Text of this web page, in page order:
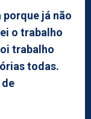
porque já não
o trabalho
trabalho
todas.